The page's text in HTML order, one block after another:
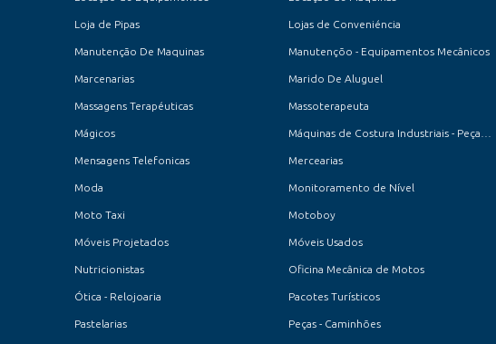
Loja de Pipas Lojas de Conveniéncia
Manutenção De Maquinas Manutençõo - Equipamentos Mecânicos
Marcenarias Marido De Aluguel
Massagens Terapéuticas Massoterapeuta
Mágicos
Mensagens Telefonicas Mercearias
Moda Monitoramento de Nível
Moto Taxi Motoboy
Móveis Projetados Móveis Usados
Nutricionistas Oficina Mecânica de Motos
Ótica - Relojoaria Pacotes Turísticos
Pastelarias Peças - Caminhões